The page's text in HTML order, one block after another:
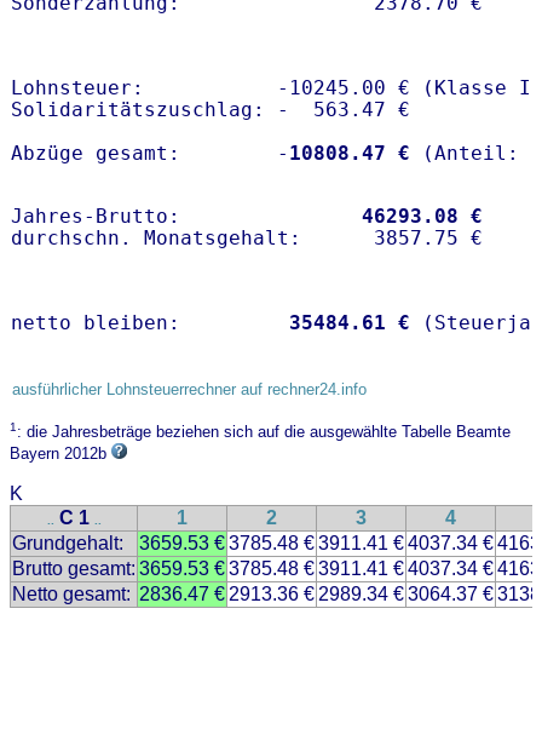
Lohnsteuer:           -10245.00 € (Klasse I)
Solidaritätszuschlag: -  563.47 €
Abzüge gesamt:        - 10808.47 €
Jahres-Brutto: 46293.08 €
netto bleiben: 35484.61 €
ausführlicher Lohnsteuerrechner auf rechner24.info
1: die Jahresbeträge beziehen sich auf die ausgewählte Tabelle Beamte
Bayern 2012b
K
.. C 1 .. 1 2 3 4
Grundgehalt:
3659.53 €3785.48 €3911.41 €4037.34 €
Brutto gesamt: 3659.53 €3785.48 €3911.41 €4037.34 €
Netto gesamt: 2836.47 € 2913.36 € 2989.34 €3064.37 €